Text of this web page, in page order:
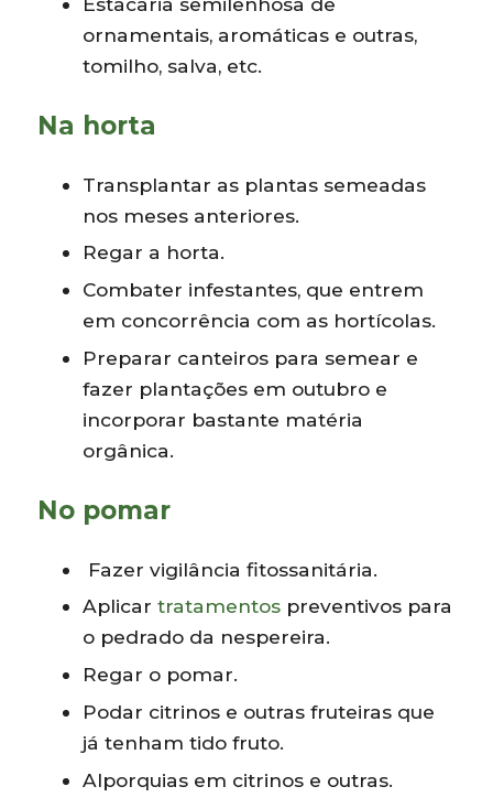
ornamentais, aromáticas e outras,
tomilho, salva, etc.
Na horta
Transplantar as plantas semeadas
nos meses anteriores.
Regar a horta.
Combater infestantes, que entrem
em concorrência com as hortícolas.
Preparar canteiros para semear e
fazer plantações em outubro e
incorporar bastante matéria
orgânica.
No pomar
Fazer vigilância fitossanitária.
Aplicar tratamentospreventivos para
o pedrado da nespereira.
Regar o pomar.
Podar citrinos e outras fruteiras que
já tenham tido fruto.
Alporquias em citrinos e outras.